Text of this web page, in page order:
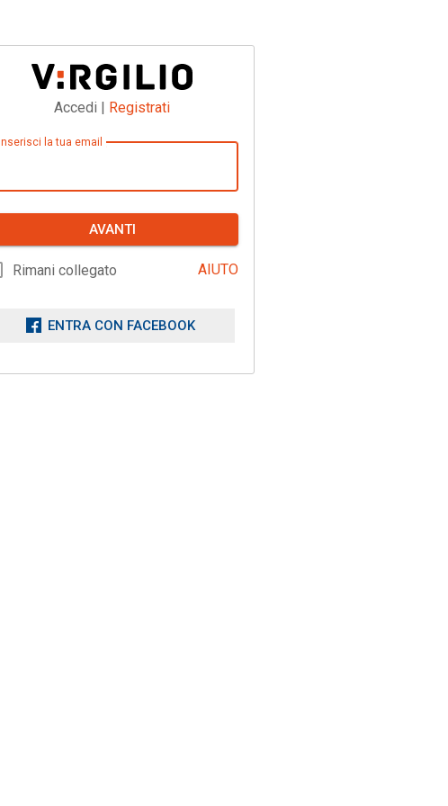
Accedi | Registrati
Inserisci la tua email
AVANTI
Rimani collegato AIUTO
ENTRA CON FACEBOOK